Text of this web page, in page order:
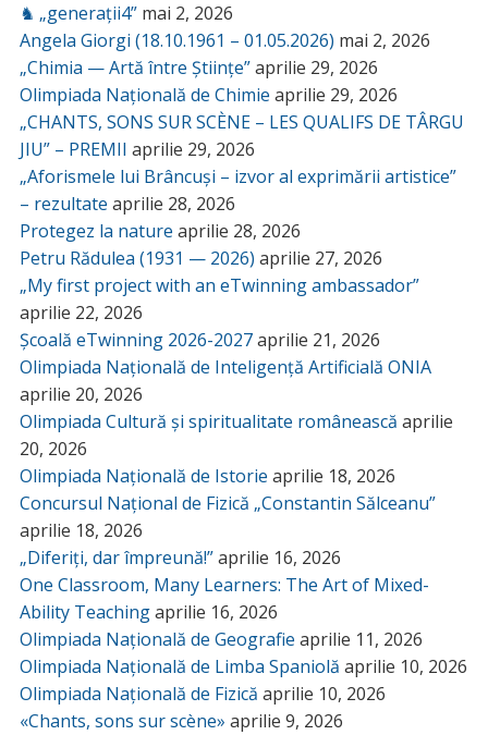
♞ „generații4” mai 2, 2026
Angela Giorgi (18.10.1961 – 01.05.2026) mai 2, 2026
„Chimia — Artă între Științe”aprilie 29, 2026
Olimpiada Națională de Chimie aprilie 29, 2026
„CHANTS, SONS SUR SCÈNE – LES QUALIFS DE TÂRGU
JIU” – PREMII aprilie 29, 2026
„Aforismele lui Brâncuși – izvor al exprimării artistice”
– rezultate aprilie 28, 2026
Protegez la nature aprilie 28, 2026
Petru Rădulea (1931 — 2026) aprilie 27, 2026
„My first project with an eTwinning ambassador”
aprilie 22, 2026
Școală eTwinning 2026-2027aprilie 21, 2026
Olimpiada Națională de Inteligență Artificială ONIA
aprilie 20, 2026
Olimpiada Cultură și spiritualitate românească aprilie
20, 2026
Olimpiada Națională de Istorie aprilie 18, 2026
Concursul Național de Fizică „Constantin Sălceanu”
aprilie 18, 2026
„Diferiți, dar împreună!”aprilie 16, 2026
One Classroom, Many Learners: The Art of Mixed-
Ability Teachingaprilie 16, 2026
Olimpiada Națională de Geografie aprilie 11, 2026
Olimpiada Națională de Limba Spaniolă aprilie 10, 2026
Olimpiada Națională de Fizică aprilie 10, 2026
«Chants, sons sur scène» aprilie 9, 2026